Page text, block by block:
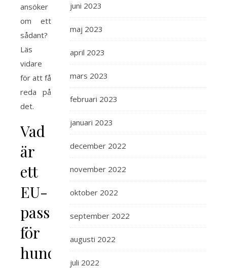
ansöker
om ett
sådant?
Läs
vidare
för att få
reda på
det.
Vad
är
ett
EU-
pass
för
hund?
juni 2023
maj 2023
april 2023
mars 2023
februari 2023
januari 2023
december 2022
november 2022
oktober 2022
september 2022
augusti 2022
juli 2022